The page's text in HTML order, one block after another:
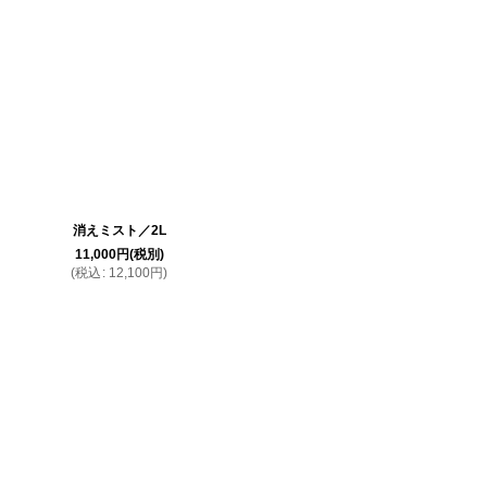
消えミスト／2L
11,000円(税別)
(税込 : 12,100円)